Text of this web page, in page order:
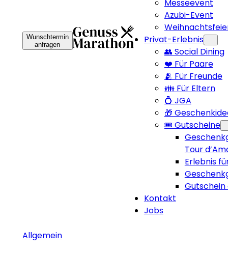
Messeevent
Azubi-Event
Privat-Erlebnis
👥 Social Dining
❤️ Für Paare
🫂 Für Freunde
👪 Für Eltern
💍 JGA
🎁
🎟️ Gutscheine
Tour
Erlebnis
Gutschein
Kontakt
Jobs
Wunschtermin
anfragen
Allgemein